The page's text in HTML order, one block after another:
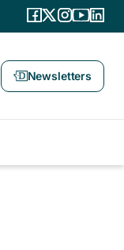
Newsletters